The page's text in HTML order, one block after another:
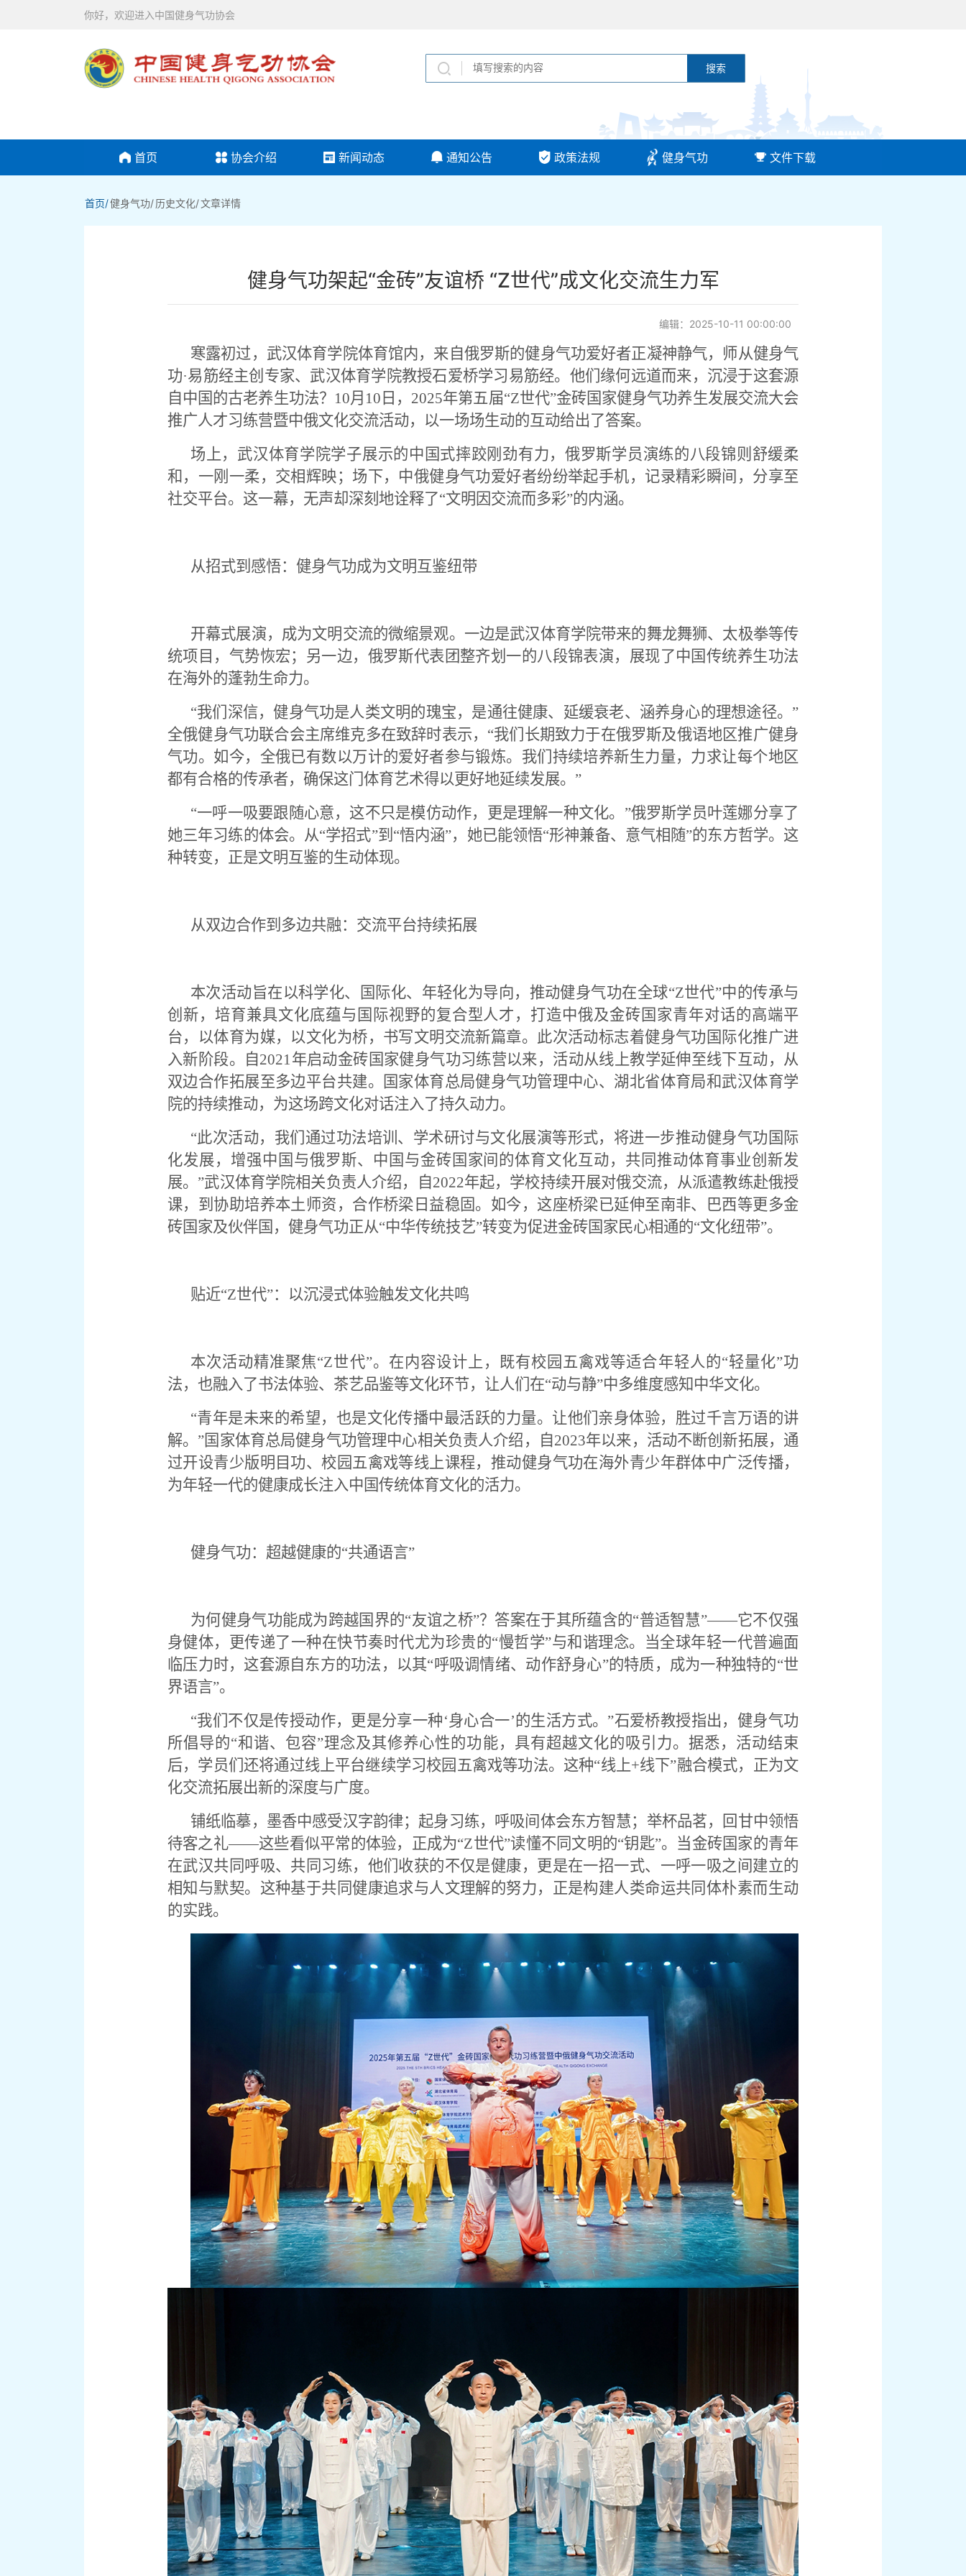
你好，欢迎进入中国健身气功协会
搜索
首页 协会介绍 新闻动态 通知公告 政策法规 健身气功 文件下载
首页/健身气功/历史文化/文章详情
健身气功架起“金砖”友谊桥 “Z世代”成文化交流生力军
编辑：2025-10-11 00:00:00
寒露初过，武汉体育学院体育馆内，来自俄罗斯的健身气功爱好者正凝神静气，师从健身气
功·易筋经主创专家、武汉体育学院教授石爱桥学习易筋经。他们缘何远道而来，沉浸于这套源
自中国的古老养生功法？ 10月 10 日， 2025年第五届“Z世代”金砖国家健身气功养生发展交流大会
推广人才习练营暨中俄文化交流活动，以一场场生动的互动给出了答案。
场上，武汉体育学院学子展示的中国式摔跤刚劲有力，俄罗斯学员演练的八段锦则舒缓柔
和，一刚一柔，交相辉映；场下，中俄健身气功爱好者纷纷举起手机，记录精彩瞬间，分享至
社交平台。这一幕，无声却深刻地诠释了“文明因交流而多彩”的内涵。
从招式到感悟：健身气功成为文明互鉴纽带
开幕式展演，成为文明交流的微缩景观。一边是武汉体育学院带来的舞龙舞狮、太极拳等传
统项目，气势恢宏；另一边，俄罗斯代表团整齐划一的八段锦表演，展现了中国传统养生功法
在海外的蓬勃生命力。
“我们深信，健身气功是人类文明的瑰宝，是通往健康、延缓衰老、涵养身心的理想途径。”
全俄健身气功联合会主席维克多在致辞时表示，“我们长期致力于在俄罗斯及俄语地区推广健身
气功。如今，全俄已有数以万计的爱好者参与锻炼。我们持续培养新生力量，力求让每个地区
都有合格的传承者，确保这门体育艺术得以更好地延续发展。”
“一呼一吸要跟随心意，这不只是模仿动作，更是理解一种文化。”俄罗斯学员叶莲娜分享了
她三年习练的体会。从“学招式”到“悟内涵”，她已能领悟“形神兼备、意气相随”的东方哲学。这
种转变，正是文明互鉴的生动体现。
从双边合作到多边共融：交流平台持续拓展
本次活动旨在以科学化、国际化、年轻化为导向，推动健身气功在全球“Z世代”中的传承与
创新，培育兼具文化底蕴与国际视野的复合型人才，打造中俄及金砖国家青年对话的高端平
台，以体育为媒，以文化为桥，书写文明交流新篇章。此次活动标志着健身气功国际化推广进
入新阶段。自2021年启动金砖国家健身气功习练营以来，活动从线上教学延伸至线下互动，从
双边合作拓展至多边平台共建。国家体育总局健身气功管理中心、湖北省体育局和武汉体育学
院的持续推动，为这场跨文化对话注入了持久动力。
“此次活动，我们通过功法培训、学术研讨与文化展演等形式，将进一步推动健身气功国际
化发展，增强中国与俄罗斯、中国与金砖国家间的体育文化互动，共同推动体育事业创新发
展。”武汉体育学院相关负责人介绍，自2022年起，学校持续开展对俄交流，从派遣教练赴俄授
课，到协助培养本土师资，合作桥梁日益稳固。如今，这座桥梁已延伸至南非、巴西等更多金
砖国家及伙伴国，健身气功正从“中华传统技艺”转变为促进金砖国家民心相通的“文化纽带”。
贴近“Z世代”：以沉浸式体验触发文化共鸣
本次活动精准聚焦“Z世代”。在内容设计上，既有校园五禽戏等适合年轻人的“轻量化”功
法，也融入了书法体验、茶艺品鉴等文化环节，让人们在“动与静”中多维度感知中华文化。
“青年是未来的希望，也是文化传播中最活跃的力量。让他们亲身体验，胜过千言万语的讲
解。”国家体育总局健身气功管理中心相关负责人介绍，自2023年以来，活动不断创新拓展，通
过开设青少版明目功、校园五禽戏等线上课程，推动健身气功在海外青少年群体中广泛传播，
为年轻一代的健康成长注入中国传统体育文化的活力。
健身气功：超越健康的“共通语言”
为何健身气功能成为跨越国界的“友谊之桥”？答案在于其所蕴含的“普适智慧”——它不仅强
身健体，更传递了一种在快节奏时代尤为珍贵的“慢哲学”与和谐理念。当全球年轻一代普遍面
临压力时，这套源自东方的功法，以其“呼吸调情绪、动作舒身心”的特质，成为一种独特的“世
界语言”。
“我们不仅是传授动作，更是分享一种‘身心合一’的生活方式。”石爱桥教授指出，健身气功
所倡导的“和谐、包容”理念及其修养心性的功能，具有超越文化的吸引力。据悉，活动结束
后，学员们还将通过线上平台继续学习校园五禽戏等功法。这种“线上+线下”融合模式，正为文
化交流拓展出新的深度与广度。
铺纸临摹，墨香中感受汉字韵律；起身习练，呼吸间体会东方智慧；举杯品茗，回甘中领悟
待客之礼——这些看似平常的体验，正成为“Z世代”读懂不同文明的“钥匙”。当金砖国家的青年
在武汉共同呼吸、共同习练，他们收获的不仅是健康，更是在一招一式、一呼一吸之间建立的
相知与默契。这种基于共同健康追求与人文理解的努力，正是构建人类命运共同体朴素而生动
的实践。